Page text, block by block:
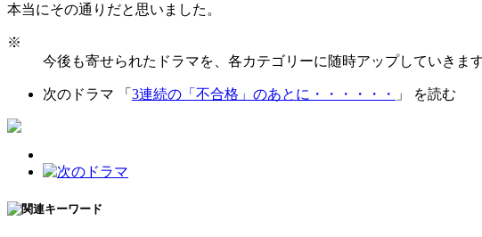
本当にその通りだと思いました。
※
今後も寄せられたドラマを、各カテゴリーに随時アップしていきます
次のドラマ 「 3連続の「不合格」のあとに・・・・・・ 」 を読む